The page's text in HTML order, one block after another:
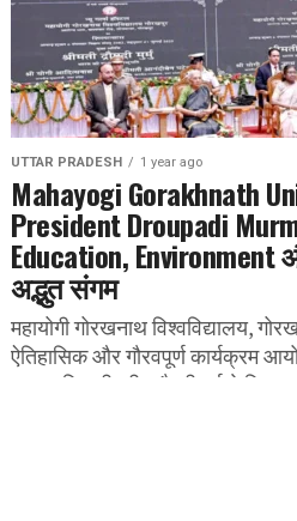
UTTAR PRADESH 1 year ago
Mahayogi Gorakhnath
President Droupadi
Education, Environment
अद्भुत संगम
महायोगी गोरखनाथ विश्वविद्यालय,
ऐतिहासिक और गौरवपूर्ण कार्यक्रम
राष्ट्रपति श्रीमती द्रौपदी मुर्मु ने